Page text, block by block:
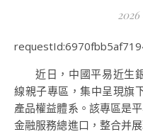
2026
近日，中國平易近生
線親子專區，集中呈現旗
產品權益體系。該專區是
金融服務總進口，整合并